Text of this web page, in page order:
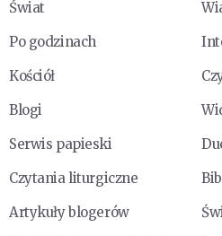
Świat
Po godzinach
Kościół
Blogi
Serwis papieski
Czytania liturgiczne
Artykuły blogerów